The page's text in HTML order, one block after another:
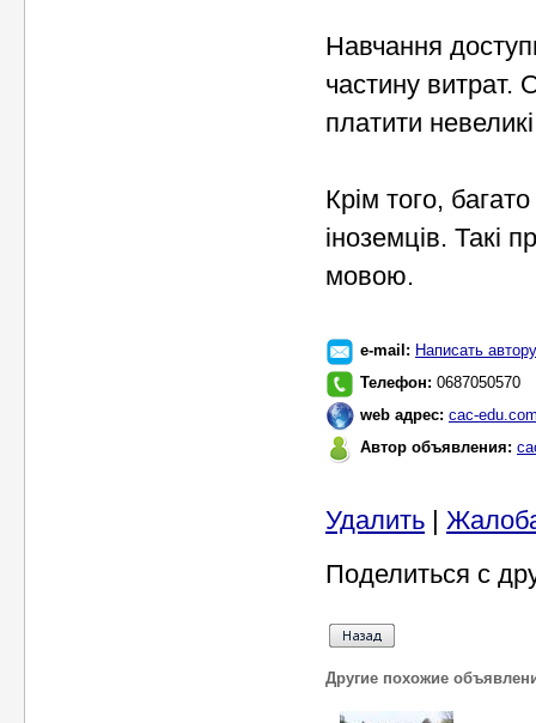
Навчання
частину витрат.
платити
Крім того,
іноземців. Такі
мовою.
e-mail: Написать автору
Телефон: 0687050570
web адрес: cac-
Автор объявления:
Удалить |
Поделиться с
Другие похожие